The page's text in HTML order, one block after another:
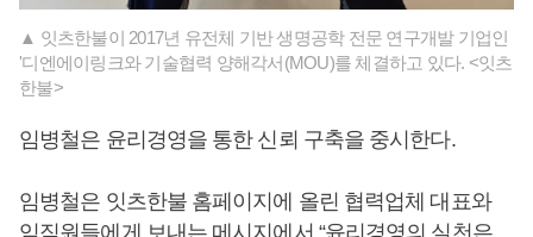
▲ 잇츠한불이 2017년 유전체 기반 생명공학 전문 연구개발 기업인
'디엔에이링크와 기술협력 양해각서(MOU)를 체결하고 있다. <잇츠
한불>
임병철은 윤리경영을 통한 신뢰 구축을 중시한다.
임병철은 잇츠한불 홈페이지에 올린 협력업체 대표와
임직원들에게 보내는 메시지에서 “윤리경영의 실천은